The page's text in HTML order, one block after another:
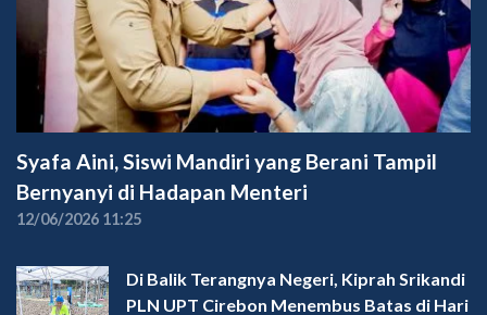
Syafa Aini, Siswi Mandiri yang Berani Tampil
Bernyanyi di Hadapan Menteri
12/06/2026 11:25
Di Balik Terangnya Negeri, Kiprah Srikandi
PLN UPT Cirebon Menembus Batas di Hari